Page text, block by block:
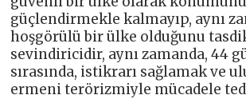
güçlendirmekle kalmayıp, aynı
hoşgörülü bir ülke olduğunu
sevindiricidir, aynı zamanda, 44
sırasında, istikrarı sağlamak ve
ermeni terörizmiyle mücadele